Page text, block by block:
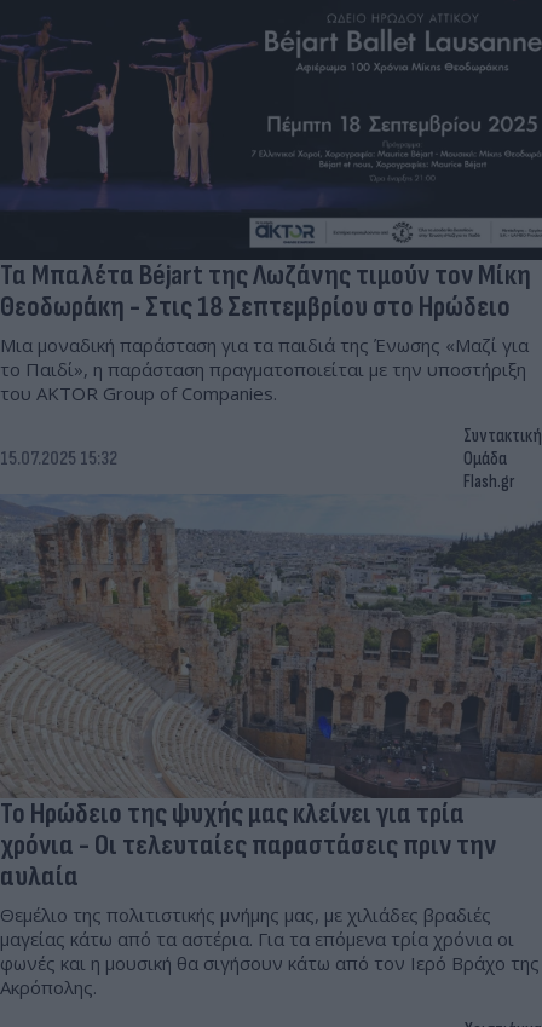
Τα Μπαλέτα Béjart της Λωζάνης τιμούν τον Μίκη
Θεοδωράκη - Στις 18 Σεπτεμβρίου στο Ηρώδειο
Μια μοναδική παράσταση για τα παιδιά της Ένωσης «Μαζί για
το Παιδί», η παράσταση πραγματοποιείται με την υποστήριξη
του AKTOR Group of Companies.
15.07.2025 15:32
Συντακτική
Ομάδα
Flash.gr
Το Ηρώδειο της ψυχής μας κλείνει για τρία
χρόνια - Οι τελευταίες παραστάσεις πριν την
αυλαία
Θεμέλιο της πολιτιστικής μνήμης μας, με χιλιάδες βραδιές
μαγείας κάτω από τα αστέρια. Για τα επόμενα τρία χρόνια οι
φωνές και η μουσική θα σιγήσουν κάτω από τον Ιερό Βράχο της
Ακρόπολης.